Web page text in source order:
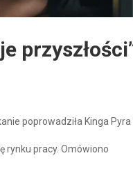
poprowadziła Kinga
rynku pracy. Omówiono